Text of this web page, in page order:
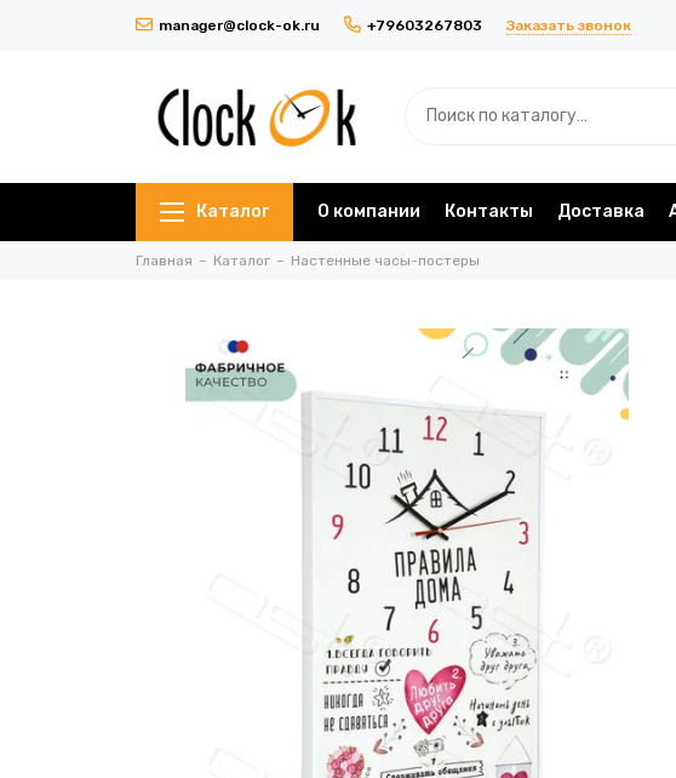
manager@clock-ok.ru +79603267803 Заказать звонок
Каталог О компании Контакты Доставка
Главная Каталог Настенные часы-постеры